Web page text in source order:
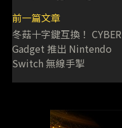
前一篇文章
冬菇十字鍵互換！ CYBER
Gadget 推出 Nintendo
Switch 無線手掣